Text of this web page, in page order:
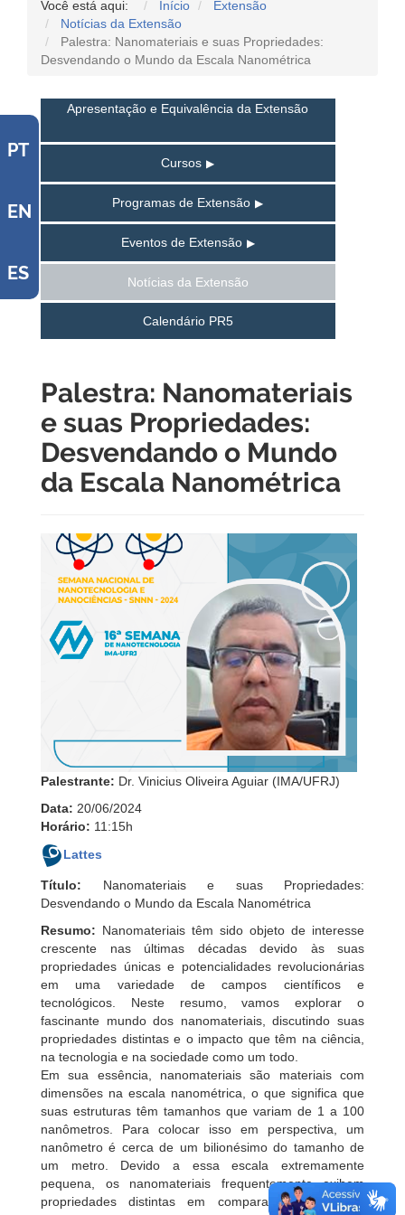
PT
EN
ES
Você está aqui: Início
Extensão
Notícias da Extensão
Palestra: Nanomateriais e suas Propriedades:
Desvendando o Mundo da Escala Nanométrica
Apresentação e Equivalência da Extensão
Cursos
Programas de Extensão
Eventos de Extensão
Notícias da Extensão
Calendário PR5
Palestra: Nanomateriais
e suas Propriedades:
Desvendando o Mundo
da Escala Nanométrica
Palestrante: Dr. Vinicius Oliveira Aguiar (IMA/UFRJ)
Data: 20/06/2024
Horário: 11:15h
Lattes
Título: Nanomateriais e suas Propriedades:
Desvendando o Mundo da Escala Nanométrica
Resumo: Nanomateriais têm sido objeto de interesse
crescente nas últimas décadas devido às suas
propriedades únicas e potencialidades revolucionárias
em uma variedade de campos científicos e
tecnológicos. Neste resumo, vamos explorar o
fascinante mundo dos nanomateriais, discutindo suas
propriedades distintas e o impacto que têm na ciência,
na tecnologia e na sociedade como um todo.
Em sua essência, nanomateriais são materiais com
dimensões na escala nanométrica, o que significa que
suas estruturas têm tamanhos que variam de 1 a 100
nanômetros. Para colocar isso em perspectiva, um
nanômetro é cerca de um bilionésimo do tamanho de
um metro. Devido a essa escala extremamente
pequena, os nanomateriais frequentemente exibem
propriedades distintas em comparação com suas